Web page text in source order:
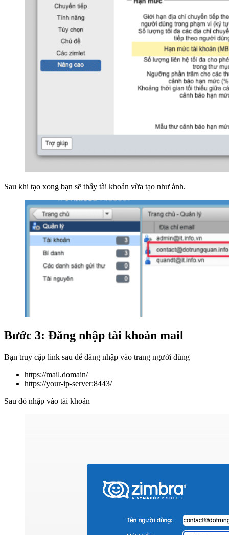
Sau khi tạo xong bạn sẽ thấy tài khoản vừa tạo như ảnh.
Bước 3: Đăng nhập tài khoản mail
Bạn truy cập link sau để đăng nhập vào trang người dùng
https://mail.domain/
https://your-ip-server:8443/
Sau đó nhập vào tài khoản